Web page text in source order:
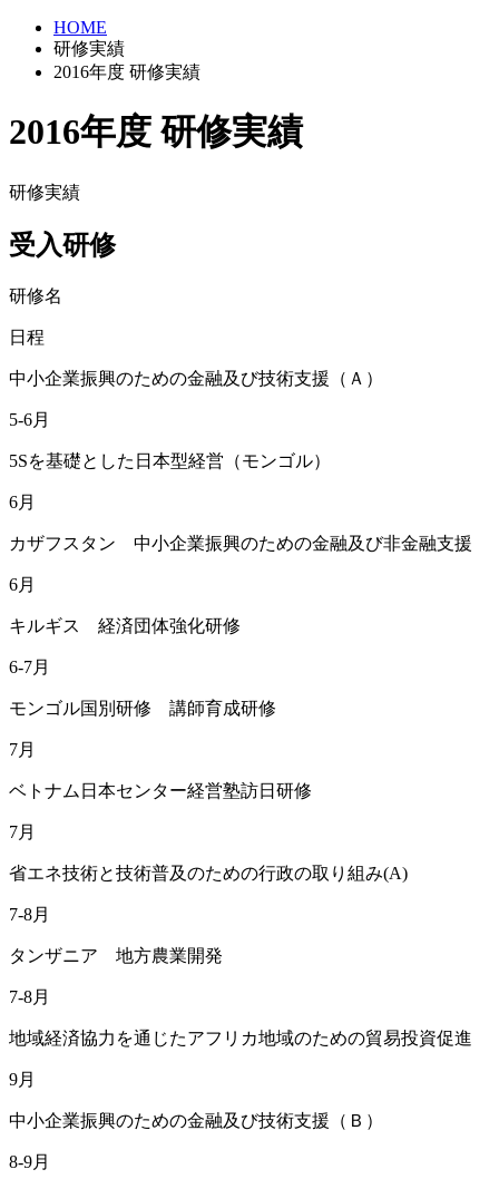
HOME
研修実績
2016年度 研修実績
2016年度 研修実績
研修実績
受入研修
研修名
日程
中小企業振興のための金融及び技術支援（Ａ）
5-6月
5Sを基礎とした日本型経営（モンゴル）
6月
カザフスタン 中小企業振興のための金融及び非金融支援
6月
キルギス 経済団体強化研修
6-7月
モンゴル国別研修 講師育成研修
7月
ベトナム日本センター経営塾訪日研修
7月
省エネ技術と技術普及のための行政の取り組み(A)
7-8月
タンザニア 地方農業開発
7-8月
地域経済協力を通じたアフリカ地域のための貿易投資促進
9月
中小企業振興のための金融及び技術支援（Ｂ）
8-9月